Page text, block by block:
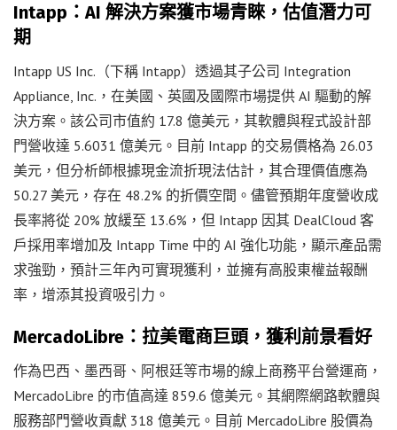
Intapp：AI 解決方案獲市場青睞，估值潛力可
期
Intapp US Inc.（下稱 Intapp）透過其子公司 Integration
Appliance, Inc.，在美國、英國及國際市場提供 AI 驅動的解
決方案。該公司市值約 17.8 億美元，其軟體與程式設計部
門營收達 5.6031 億美元。目前 Intapp 的交易價格為 26.03
美元，但分析師根據現金流折現法估計，其合理價值應為
50.27 美元，存在 48.2% 的折價空間。儘管預期年度營收成
長率將從 20% 放緩至 13.6%，但 Intapp 因其 DealCloud 客
戶採用率增加及 Intapp Time 中的 AI 強化功能，顯示產品需
求強勁，預計三年內可實現獲利，並擁有高股東權益報酬
率，增添其投資吸引力。
MercadoLibre：拉美電商巨頭，獲利前景看好
作為巴西、墨西哥、阿根廷等市場的線上商務平台營運商，
MercadoLibre 的市值高達 859.6 億美元。其網際網路軟體與
服務部門營收貢獻 318 億美元。目前 MercadoLibre 股價為